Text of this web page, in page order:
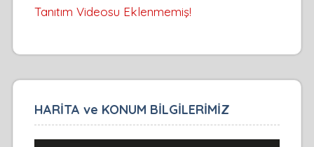
Tanıtım Videosu Eklenmemiş!
HARİTA ve KONUM BİLGİLERİMİZ